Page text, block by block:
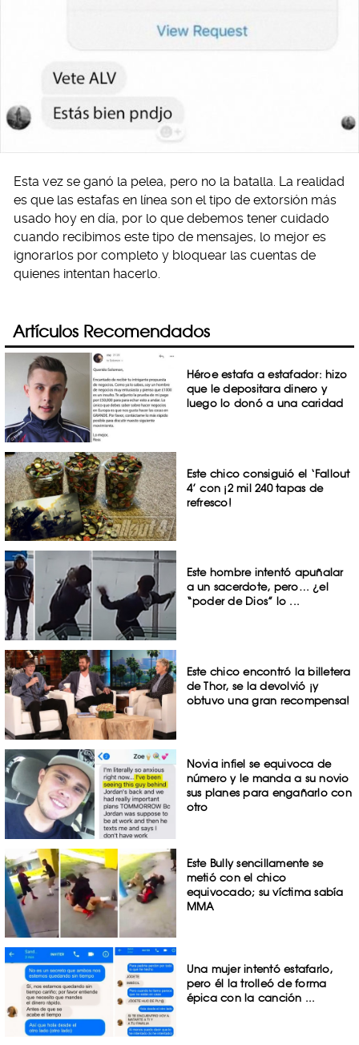
Esta vez se ganó la pelea, pero no la batalla. La realidad
es que las estafas en línea son el tipo de extorsión más
usado hoy en día, por lo que debemos tener cuidado
cuando recibimos este tipo de mensajes, lo mejor es
ignorarlos por completo y bloquear las cuentas de
quienes intentan hacerlo.
Artículos Recomendados
Héroe estafa a estafador: hizo
que le depositara dinero y
luego lo donó a una caridad
Este chico consiguió el ‘Fallout
4’ con ¡2 mil 240 tapas de
refresco!
Este hombre intentó apuñalar
a un sacerdote, pero… ¿el
“poder de Dios” lo ...
Este chico encontró la billetera
de Thor, se la devolvió ¡y
obtuvo una gran recompensa!
Novia infiel se equivoca de
número y le manda a su novio
sus planes para engañarlo con
otro
Este Bully sencillamente se
metió con el chico
equivocado; su víctima sabía
MMA
Una mujer intentó estafarlo,
pero él la trolleó de forma
épica con la canción ...